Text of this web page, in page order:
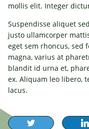
mollis elit. Integer
Suspendisse aliquet
justo ullamcorper
eget sem rhoncus, sed
magna, varius at
blandit id urna et,
ex. Aliquam leo libero,
lacus.